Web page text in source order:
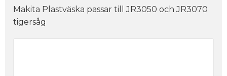
Makita Plastväska passar till JR3050 och JR3070
tigersåg